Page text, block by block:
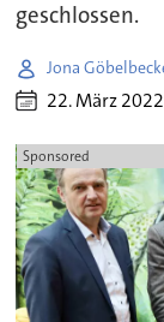
geschlossen.
Jona
22. März 2022
Sponsored